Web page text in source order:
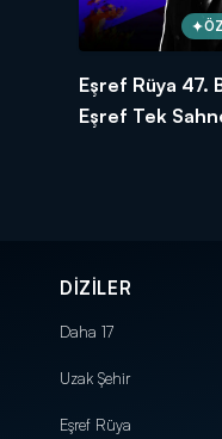
Eşref Rüya 47.
Eşref Tek
DİZİLER
Daha 17
Uzak Şehir
Eşref Rüya